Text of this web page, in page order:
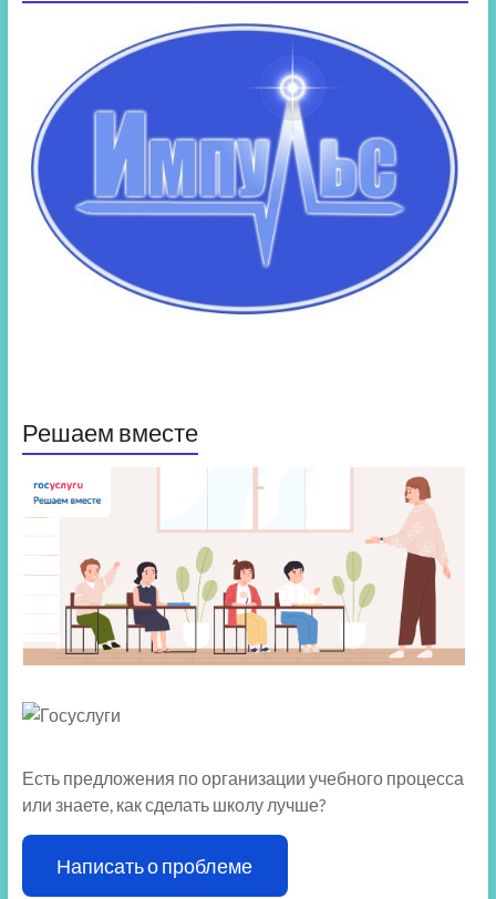
Решаем вместе
Есть предложения по организации учебного процесса
или знаете, как сделать школу лучше?
Написать о проблеме